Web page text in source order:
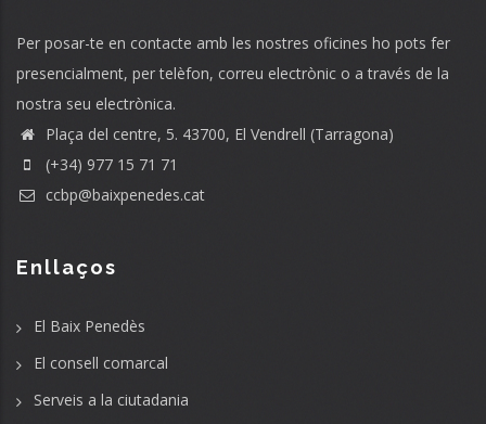
Per posar-te en contacte amb les nostres oficines ho pots fer
presencialment, per telèfon, correu electrònic o a través de la
nostra seu electrònica.
Plaça del centre, 5. 43700, El Vendrell (Tarragona)
(+34) 977 15 71 71
ccbp@baixpenedes.cat
Enllaços
El Baix Penedès
El consell comarcal
Serveis a la ciutadania